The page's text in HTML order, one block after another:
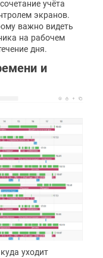
учёта
экранов.
важно видеть
на рабочем
дня.
и
уходит